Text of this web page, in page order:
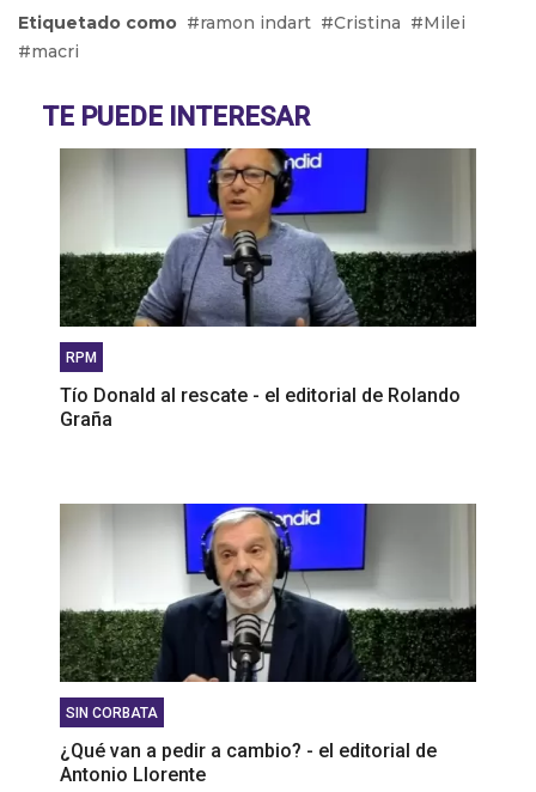
El ministro de Seguridad de PBA no descartó la
vuelta del servicio militar obligatorio
Etiquetado como ramon indart Cristina
Milei
macri
TE PUEDE INTERESAR
RPM
Tío Donald al rescate - el editorial de Rolando
Graña
SIN CORBATA
¿Qué van a pedir a cambio? - el editorial de
Antonio Llorente